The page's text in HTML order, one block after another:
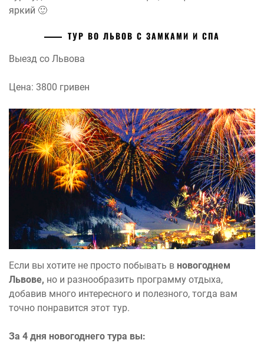
яркий 🙂
ТУР ВО ЛЬВОВ С ЗАМКАМИ И СПА
Выезд со Львова
Цена: 3800 гривен
Если вы хотите не просто побывать в новогоднем
Львове, но и разнообразить программу отдыха,
добавив много интересного и полезного, тогда вам
точно понравится этот тур.
За 4 дня новогоднего тура вы: